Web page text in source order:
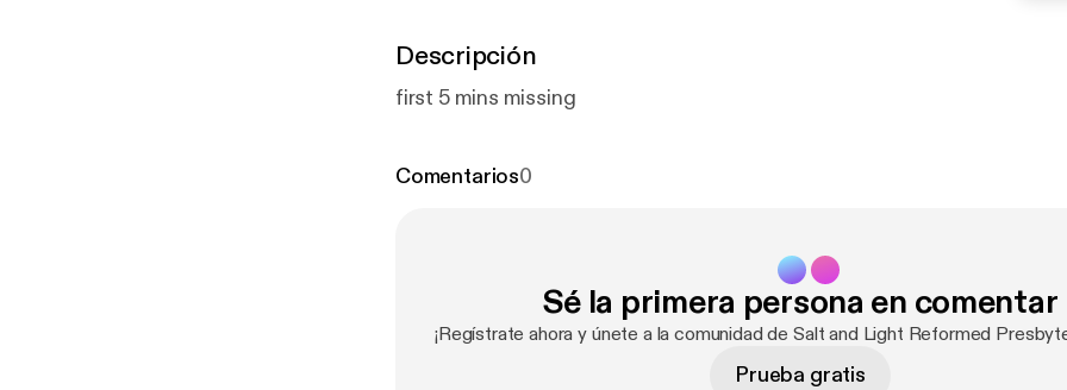
Descripción
first 5 mins missing
Comentarios0
Sé la primera persona en comentar
¡Regístrate ahora y únete a la comunidad de Salt and Light Reformed
Prueba gratis